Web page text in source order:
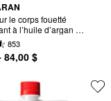
le corps fouetté
à l’huile d’argan
Golden Hour (ambre,
853
84,00 $